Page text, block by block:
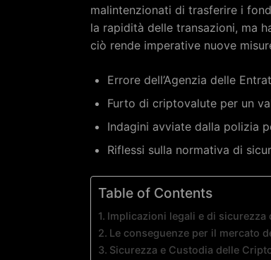
malintenzionati di trasferire i
la rapidità delle transazioni, ma
ciò rende imperative nuove
Errore dell’Agenzia delle
Furto di criptovalute per un
Indagini avviate dalla polizia
Riflessi sulla normativa di
Table of Contents
Implicazioni legali e di sicurezza
Le conseguenze per il mercato
Sicurezza e Custodia delle